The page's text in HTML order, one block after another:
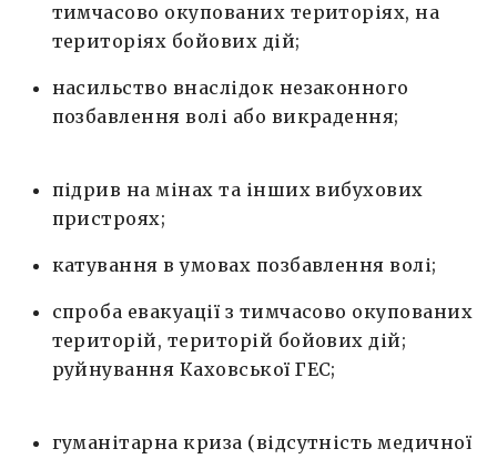
тимчасово окупованих територіях, на
територіях бойових дій;
насильство внаслідок незаконного
позбавлення волі або викрадення;
підрив на мінах та інших вибухових
пристроях;
катування в умовах позбавлення волі;
спроба евакуації з тимчасово окупованих
територій, територій бойових дій;
руйнування Каховської ГЕС;
гуманітарна криза (відсутність медичної